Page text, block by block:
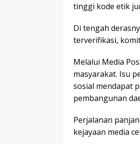
tinggi kode etik
Di tengah
terverifikasi,
Melalui Media
masyarakat. Isu
sosial mendapat
pembangunan
Perjalanan
kejayaan media